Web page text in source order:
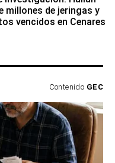
millones de jeringas y
vencidos en Cenares
Contenido GEC